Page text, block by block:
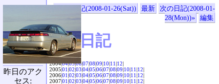
«前の日記(2008-01-26(Sat)) 最新
次の日記(2008-01-
28(Mon))»
編集
SVX日記
2004|04|05|06|07|08|09|10|11|12|
2005|01|02|03|04|05|06|07|08|09|10|11|12|
2006|01|02|03|04|05|06|07|08|09|10|11|12|
2007|01|02|03|04|05|06|07|08|09|10|11|12|
昨日のアク
セス: